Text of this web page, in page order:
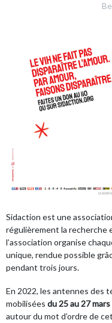
Sidaction est une
régulièrement la recherche
l’association organise
unique, rendue possible
pendant trois jours.
En 2022, les antennes des
mobilisées du 25 au 27 mars
autour du mot d’ordre de